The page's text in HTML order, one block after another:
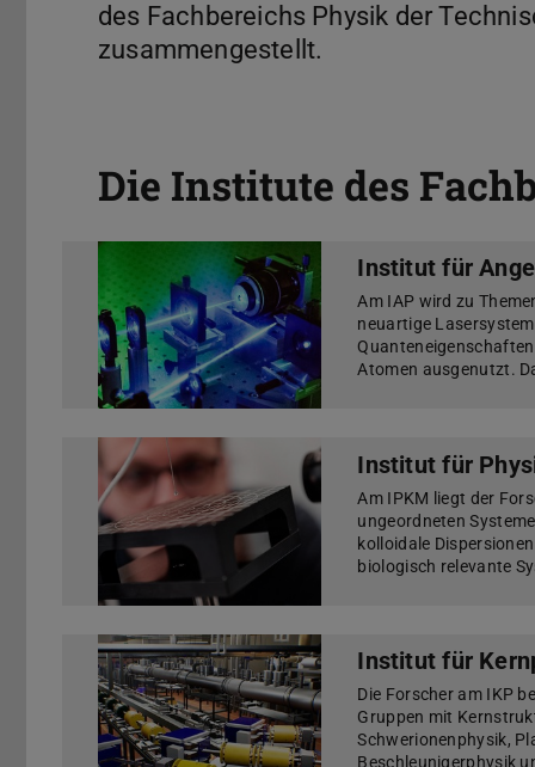
des Fachbereichs Physik der
zusammengestellt.
Die Institute des
Institut für
Am IAP wird zu
neuartige
Atomen ausgenutzt.
Institut für
Am IPKM liegt der
ungeordneten
kolloidale
biologisch relevante
Institut für
Die Forscher am IKP
Gruppen mit
Schwerionenphysik,
Beschleunigerphysik